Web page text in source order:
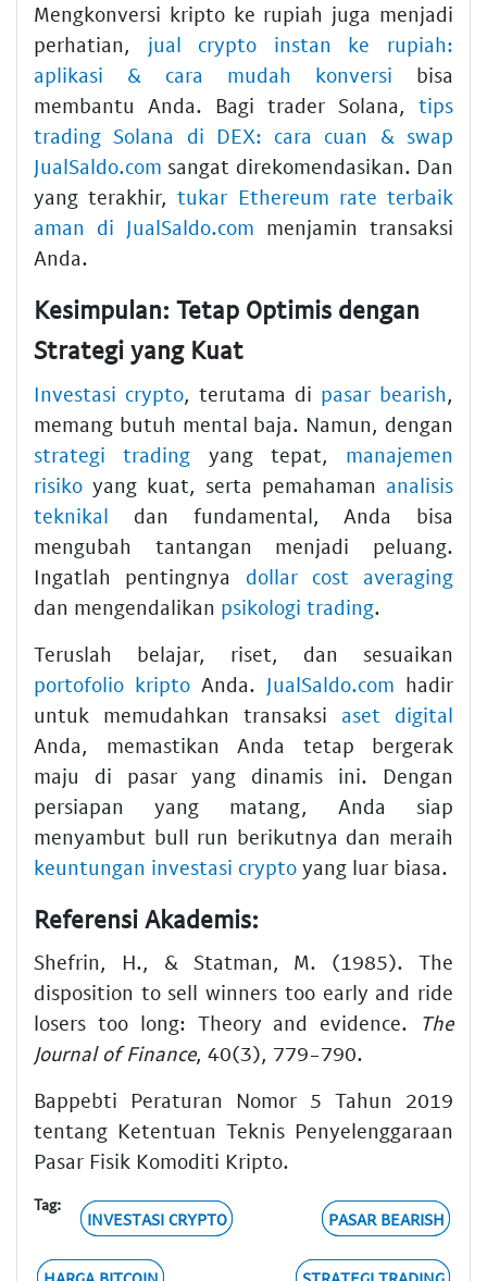
Mengkonversi kripto ke rupiah juga menjadi
perhatian, jual crypto instan ke rupiah:
aplikasi & cara mudah konversi bisa
membantu Anda. Bagi trader Solana, tips
trading Solana di DEX: cara cuan & swap
JualSaldo.com sangat direkomendasikan. Dan
yang terakhir,tukar Ethereum rate terbaik
aman di JualSaldo.com menjamin transaksi
Anda.
Kesimpulan: Tetap Optimis dengan
Strategi yang Kuat
Investasi crypto, terutama di pasar bearish,
memang butuh mental baja. Namun, dengan
strategi trading yang tepat, manajemen
risiko yang kuat, serta pemahaman analisis
teknikal dan fundamental, Anda bisa
mengubah tantangan menjadi peluang.
Ingatlah pentingnya dollar cost averaging
dan mengendalikan psikologi trading.
Teruslah belajar, riset, dan sesuaikan
portofolio kripto Anda. JualSaldo.com hadir
untuk memudahkan transaksi aset digital
Anda, memastikan Anda tetap bergerak
maju di pasar yang dinamis ini. Dengan
persiapan yang matang, Anda siap
menyambut bull run berikutnya dan meraih
keuntungan investasi crypto yang luar biasa.
Referensi Akademis:
Shefrin, H., & Statman, M. (1985). The
disposition to sell winners too early and ride
losers too long: Theory and evidence.
The
Journal of Finance, 40(3), 779-790.
Bappebti Peraturan Nomor 5 Tahun 2019
tentang Ketentuan Teknis Penyelenggaraan
Pasar Fisik Komoditi Kripto.
Tag:
INVESTASI CRYPTO PASAR BEARISH